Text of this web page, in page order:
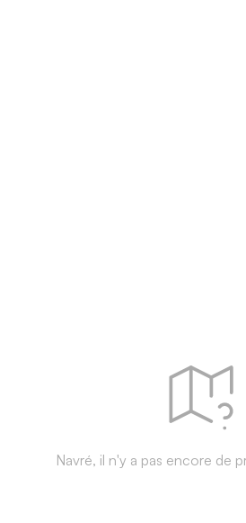
Navré, il n'y a pas encore de